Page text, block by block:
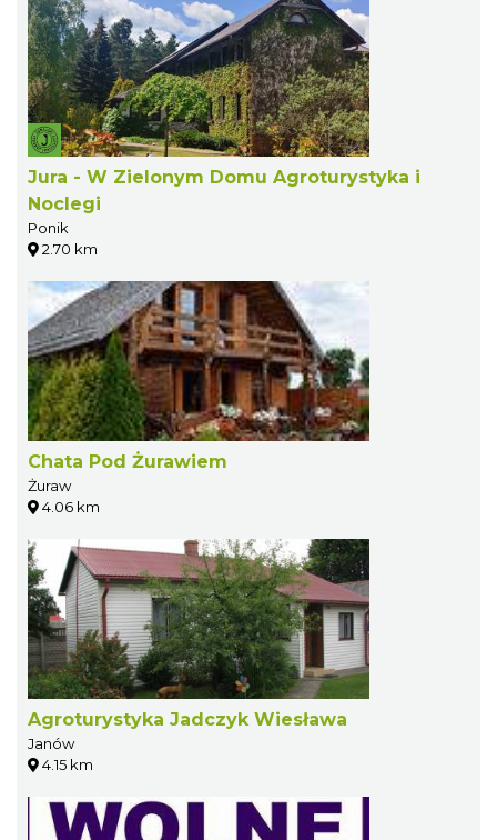
Jura - W Zielonym Domu Agroturystyka i
Noclegi
Ponik
2.70 km
Chata Pod Żurawiem
Żuraw
4.06 km
Agroturystyka Jadczyk Wiesława
Janów
4.15 km